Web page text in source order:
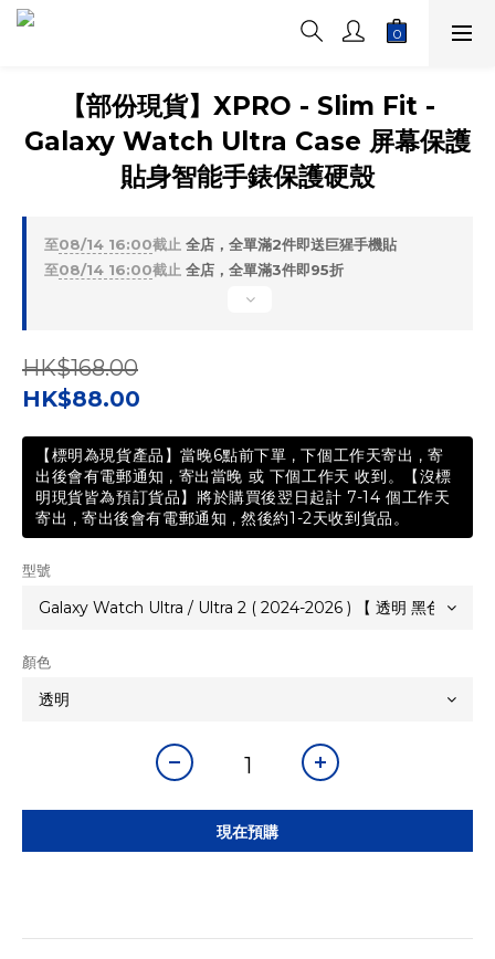
【部份現貨】XPRO - Slim Fit -
Galaxy Watch Ultra Case 屏幕保護
貼身智能手錶保護硬殼
至08/14 16:00截止 全店，全單滿2件即送巨猩手機貼
至08/14 16:00截止 全店，全單滿3件即95折
HK$168.00
HK$88.00
【標明為現貨產品】當晚6點前下單 , 下個工作天寄出 , 寄
出後會有電郵通知 , 寄出當晚 或 下個工作天 收到。【沒標
明現貨皆為預訂貨品】將於購買後翌日起計 7-14 個工作天
寄出 , 寄出後會有電郵通知 , 然後約1-2天收到貨品。
型號
顏色
現在預購